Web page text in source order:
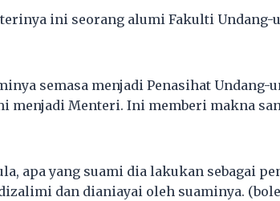
ini seorang alumi Fakulti
semasa menjadi Penasihat Undang-
menjadi Menteri. Ini memberi makna
apa yang suami dia lakukan sebagai
dan dianiayai oleh suaminya.